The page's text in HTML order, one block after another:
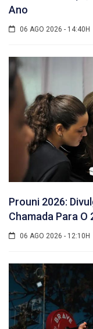
Ano
06 AGO 2026 - 14:40H
Prouni 2026:
Chamada Para O
06 AGO 2026 - 12:10H